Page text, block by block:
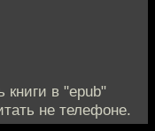
книги в "epub"
не телефоне.